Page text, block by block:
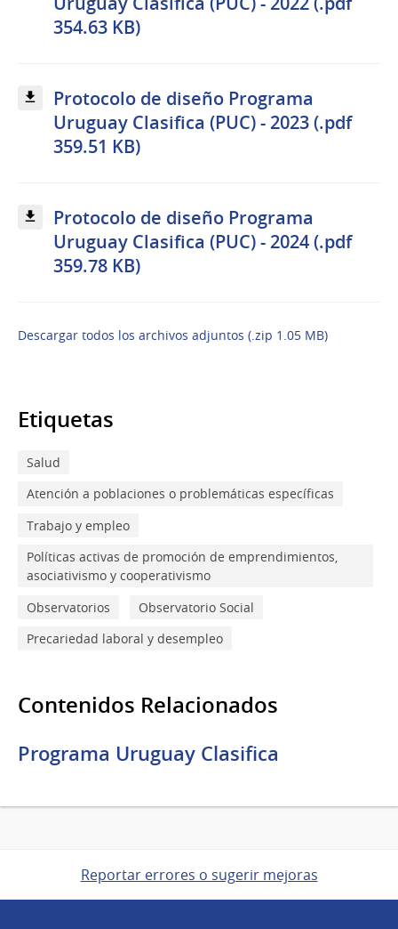
354.63 KB)
Protocolo de diseño Programa
Uruguay Clasifica (PUC) - 2023 (.pdf
359.51 KB)
Protocolo de diseño Programa
Uruguay Clasifica (PUC) - 2024 (.pdf
359.78 KB)
Descargar todos los archivos adjuntos (.zip 1.05 MB)
Etiquetas
Salud
Atención a poblaciones o problemáticas específicas
Trabajo y empleo
Políticas activas de promoción de emprendimientos,
asociativismo y cooperativismo
Observatorios
Observatorio Social
Precariedad laboral y desempleo
Contenidos Relacionados
Programa Uruguay Clasifica
Reportar errores o sugerir mejoras